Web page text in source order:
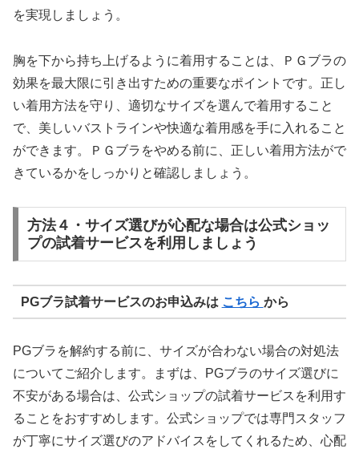
を実現しましょう。
胸を下から持ち上げるように着用することは、ＰＧブラの
効果を最大限に引き出すための重要なポイントです。正し
い着用方法を守り、適切なサイズを選んで着用すること
で、美しいバストラインや快適な着用感を手に入れること
ができます。ＰＧブラをやめる前に、正しい着用方法がで
きているかをしっかりと確認しましょう。
方法４・サイズ選びが心配な場合は公式ショッ
プの試着サービスを利用しましょう
PGブラ試着サービスのお申込みは こちら から
PGブラを解約する前に、サイズが合わない場合の対処法
についてご紹介します。まずは、PGブラのサイズ選びに
不安がある場合は、公式ショップの試着サービスを利用す
ることをおすすめします。公式ショップでは専門スタッフ
が丁寧にサイズ選びのアドバイスをしてくれるため、心配